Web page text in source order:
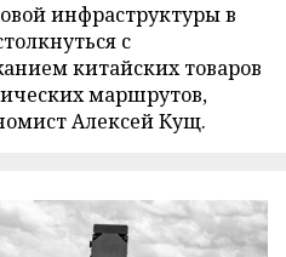
инфраструктуры в
с
китайских товаров
маршрутов,
Алексей Кущ.